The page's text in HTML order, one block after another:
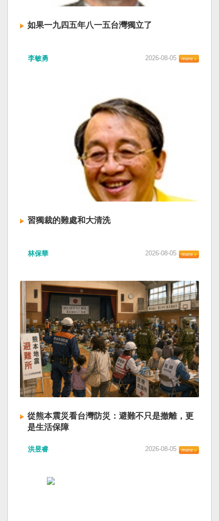
如果一九四五年八一五台灣獨立了
李敏勇 2026-08-05
習獨裁的難處和大清洗
林保華 2026-08-05
從熊本震災看台灣防災：避難不只是撤離，更
是生活保障
洪昱睿 2026-08-05